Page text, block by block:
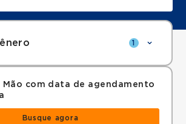
1
Mão com data de agendamento
Busque agora